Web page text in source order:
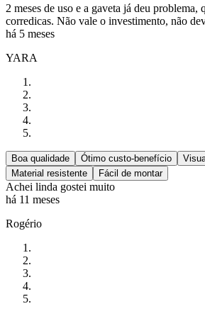
2 meses de uso e a gaveta já deu problema,
corredicas. Não vale o investimento, não
há 5 meses
YARA
Boa qualidade Ótimo custo-benefício
Material resistente
Fácil de montar
Achei linda gostei muito
há 11 meses
Rogério